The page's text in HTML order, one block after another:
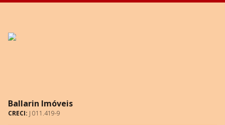
Ballarin Imóveis
CRECI: J 011.419-9